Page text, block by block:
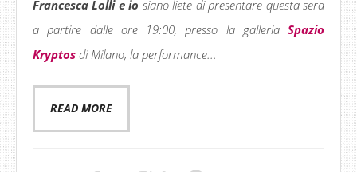
Francesca Lolli e io siano liete di presentare questa sera
a partire dalle ore 19:00, presso la galleria Spazio
Kryptos di Milano, la performance...
READ MORE